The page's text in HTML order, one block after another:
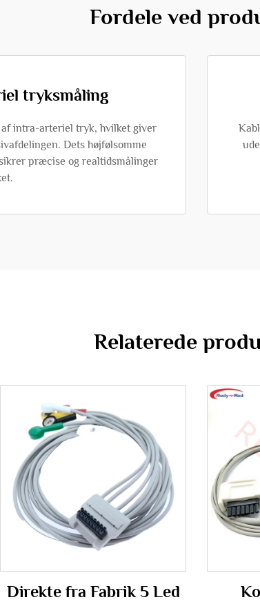
Fordele ved
tryksmåling
intra-arteriel tryk, hvilket giver
Dets højfølsomme
præcise og realtidsmålinger
Relaterede
Direkte fra Fabrik 5 Led